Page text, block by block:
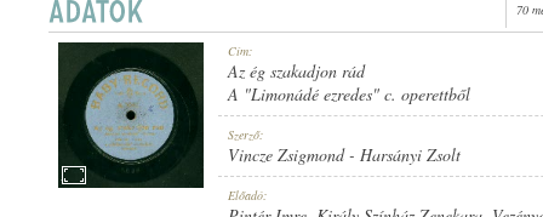
OPERETTINDULÓ
70
Cím:
Az ég szakadjon rád
A "Limonádé ezredes" c. operettből
Szerző:
Vincze Zsigmond- Harsányi Zsolt
Előadó: